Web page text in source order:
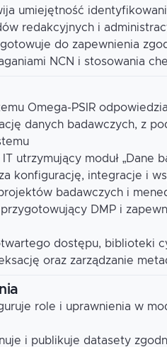
umiejętność
redakcyjnych i
do zapewnienia
NCN i stosowania
Omega-PSIR
danych badawczych, z
utrzymujący moduł „Dane
konfigurację, integracje i
badawczych i
DMP i
dostępu, biblioteki
oraz zarządzanie
role i uprawnienia w
i publikuje datasety